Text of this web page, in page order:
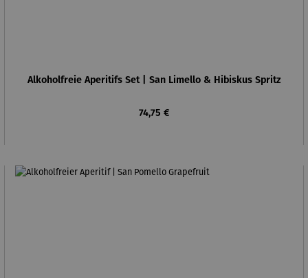
Alkoholfreie Aperitifs Set | San Limello & Hibiskus Spritz
Regulärer Preis:
74,75 €